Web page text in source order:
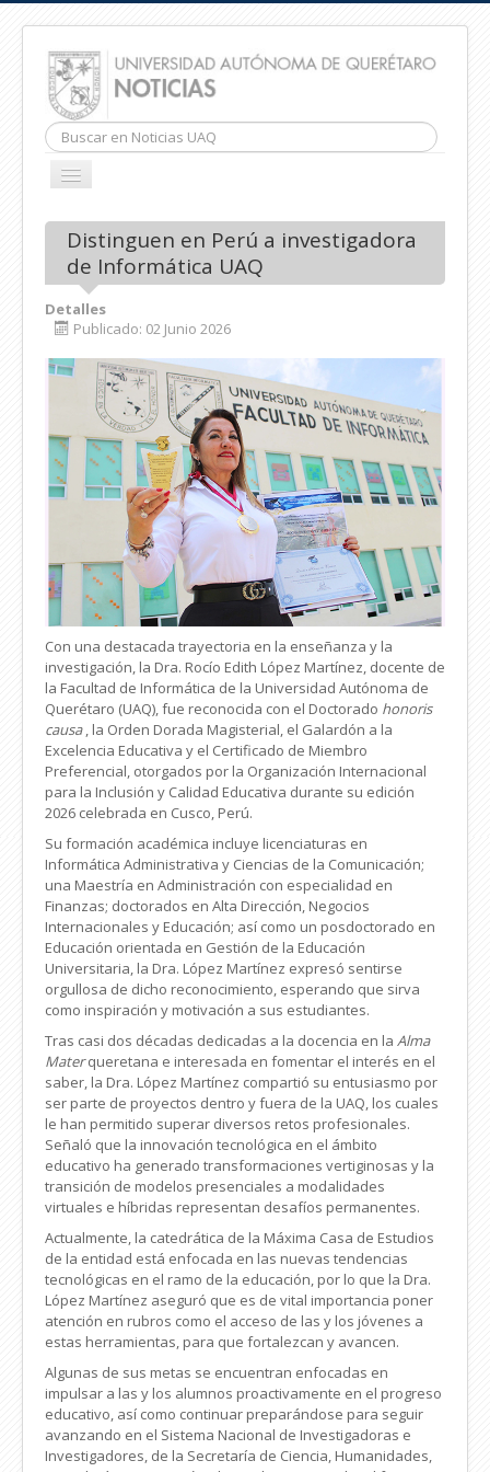
Buscar...
CAMBIAR
Distinguen en Perú a investigadora
de Informática UAQ
Detalles
Publicado: 02 Junio 2026
Con una destacada trayectoria en la enseñanza y la
investigación, la Dra. Rocío Edith López Martínez, docente de
la Facultad de Informática de la Universidad Autónoma de
Querétaro (UAQ), fue reconocida con el Doctorado honoris
causa, la Orden Dorada Magisterial, el Galardón a la
Excelencia Educativa y el Certificado de Miembro
Preferencial, otorgados por la Organización Internacional
para la Inclusión y Calidad Educativa durante su edición
2026 celebrada en Cusco, Perú.
Su formación académica incluye licenciaturas en
Informática Administrativa y Ciencias de la Comunicación;
una Maestría en Administración con especialidad en
Finanzas; doctorados en Alta Dirección, Negocios
Internacionales y Educación; así como un posdoctorado en
Educación orientada en Gestión de la Educación
Universitaria, la Dra. López Martínez expresó sentirse
orgullosa de dicho reconocimiento, esperando que sirva
como inspiración y motivación a sus estudiantes.
Tras casi dos décadas dedicadas a la docencia en la Alma
Materqueretana e interesada en fomentar el interés en el
saber, la Dra. López Martínez compartió su entusiasmo por
ser parte de proyectos dentro y fuera de la UAQ, los cuales
le han permitido superar diversos retos profesionales.
Señaló que la innovación tecnológica en el ámbito
educativo ha generado transformaciones vertiginosas y la
transición de modelos presenciales a modalidades
virtuales e híbridas representan desafíos permanentes.
Actualmente, la catedrática de la Máxima Casa de Estudios
de la entidad está enfocada en las nuevas tendencias
tecnológicas en el ramo de la educación, por lo que la Dra.
López Martínez aseguró que es de vital importancia poner
atención en rubros como el acceso de las y los jóvenes a
estas herramientas, para que fortalezcan y avancen.
Algunas de sus metas se encuentran enfocadas en
impulsar a las y los alumnos proactivamente en el progreso
educativo, así como continuar preparándose para seguir
avanzando en el Sistema Nacional de Investigadoras e
Investigadores, de la Secretaría de Ciencia, Humanidades,